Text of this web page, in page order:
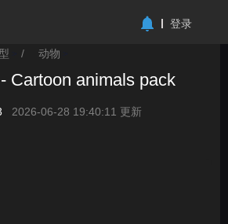
登录
/ 动物
Cartoon animals pack
2026-06-28 19:40:11 更新